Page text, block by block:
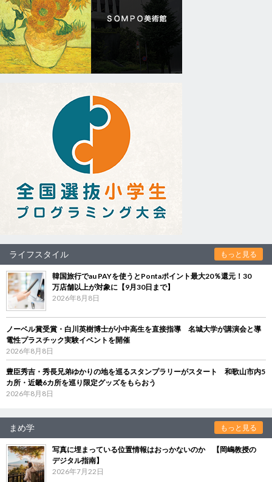
ライフスタイル もっと見る
韓国旅行でau PAYを使うとPontaポイント最大20％還元！30
万店舗以上が対象に【9月30日まで】
2026年8月8日
ノーベル賞受賞・白川英樹博士が小中高生を直接指導 名城大学が講演会と導
電性プラスチック実験イベントを開催
2026年8月8日
豊臣秀吉・秀長兄弟ゆかりの地を巡るスタンプラリーがスタート 和歌山市内5
カ所・近畿6カ所を巡り限定グッズをもらおう
2026年8月8日
まめ学 もっと見る
写真に埋まっている位置情報はおっかないのか 【岡嶋教授の
デジタル指南】
2026年7月22日